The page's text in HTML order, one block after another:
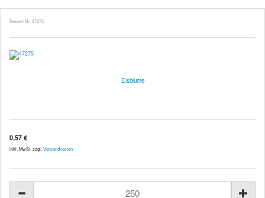
Bestell-Nr. 47275
Eisblume
0,57 €
inkl. MwSt. zzgl. Versandkosten